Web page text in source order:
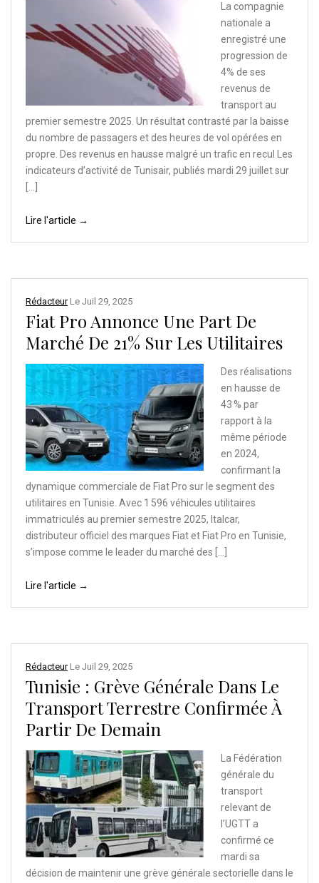
La compagnie
nationale a
enregistré une
progression de
4% de ses
revenus de
transport au
premier semestre 2025. Un résultat contrasté par la baisse
du nombre de passagers et des heures de vol opérées en
propre. Des revenus en hausse malgré un trafic en recul Les
indicateurs d’activité de Tunisair, publiés mardi 29 juillet sur
[…]
Lire l'article →
RédacteurLe Juil 29, 2025
Fiat Pro Annonce Une Part De
Marché De 21% Sur Les Utilitaires
Des réalisations
en hausse de
43 % par
rapport à la
même période
en 2024,
confirmant la
dynamique commerciale de Fiat Pro sur le segment des
utilitaires en Tunisie. Avec 1 596 véhicules utilitaires
immatriculés au premier semestre 2025, Italcar,
distributeur officiel des marques Fiat et Fiat Pro en Tunisie,
s’impose comme le leader du marché des […]
Lire l'article →
RédacteurLe Juil 29, 2025
Tunisie : Grève Générale Dans Le
Transport Terrestre Confirmée À
Partir De Demain
La Fédération
générale du
transport
relevant de
l’UGTT a
confirmé ce
mardi sa
décision de maintenir une grève générale sectorielle dans le